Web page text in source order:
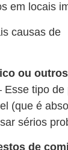
em locais
causas de
ou
Esse tipo de
(que é
sérios
de